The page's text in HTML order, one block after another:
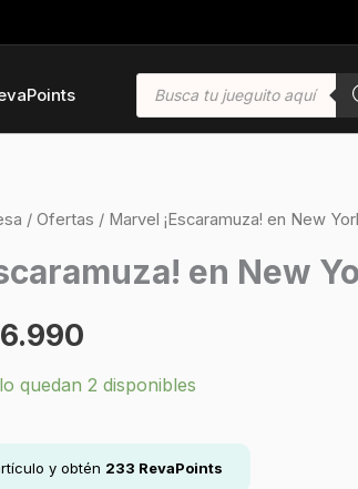
Búsqueda
productos
/ Ofertas / Marvel ¡Escaramuza! en New
en New
El
precio
es:
$16.990.
quedan 2 disponibles
y obtén 233 RevaPoints